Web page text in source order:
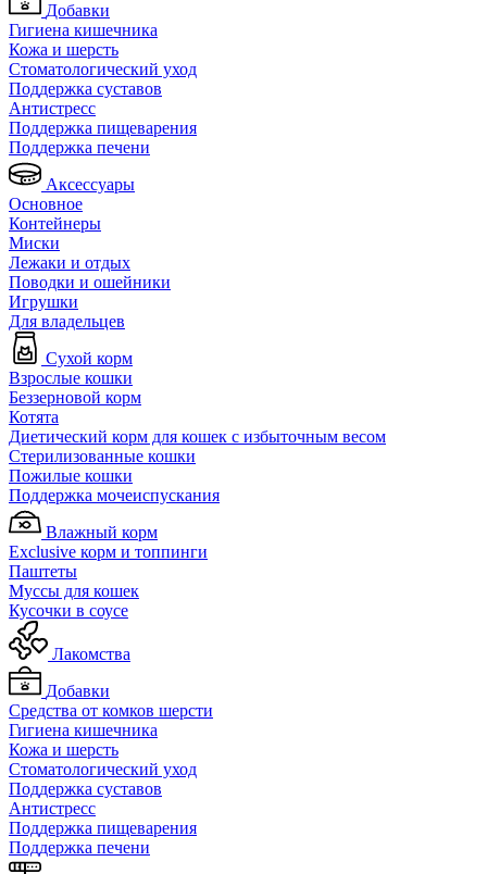
Добавки
Гигиена кишечника
Кожа и шерсть
Cтоматологический уход
Поддержка суставов
Антистресс
Поддержка пищеварения
Поддержка печени
Аксессуары
Основное
Контейнеры
Миски
Лежаки и отдых
Поводки и ошейники
Игрушки
Для владельцев
Сухой корм
Взрослые кошки
Беззерновой корм
Котята
Диетический корм для кошек с избыточным весом
Стерилизованные кошки
Пожилые кошки
Поддержка мочеиспускания
Влажный корм
Exclusive корм и топпинги
Паштеты
Муссы для кошек
Кусочки в соусе
Лакомства
Добавки
Средства от комков шерсти
Гигиена кишечника
Кожа и шерсть
Cтоматологический уход
Поддержка суставов
Антистресс
Поддержка пищеварения
Поддержка печени